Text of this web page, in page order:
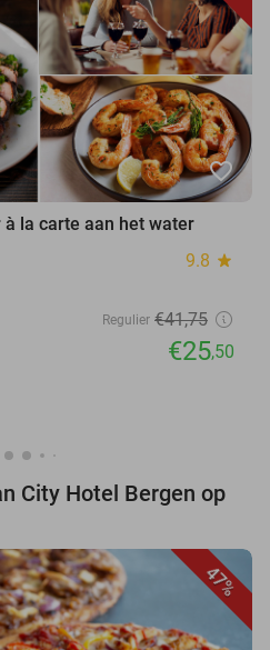
favorite_border
la carte aan het water
9.8 star
Regulier €41,75
€25,50
City Hotel Bergen op
47%